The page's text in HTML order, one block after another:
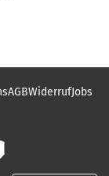
AGBWiderrufJobs